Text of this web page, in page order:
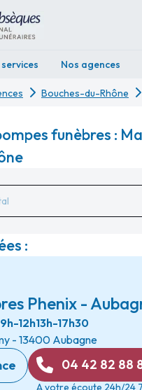
Nos agences
Bouches-du-Rhône
funèbres :
:
Phenix -
12h13h-17h30
- 13400 Aubagne
04 42 82 88
A votre écoute 24h/24